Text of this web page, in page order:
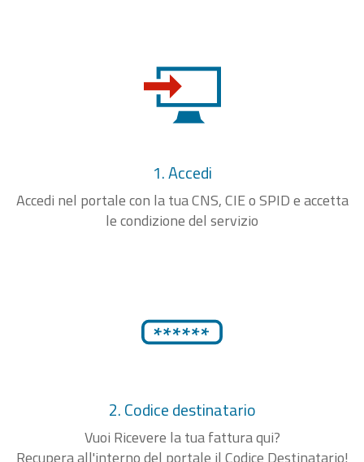
1. Accedi
Accedi nel portale con la tua CNS, CIE o SPID e accetta
le condizione del servizio
2. Codice destinatario
Vuoi Ricevere la tua fattura qui?
Recupera all'interno del portale il Codice Destinatario!